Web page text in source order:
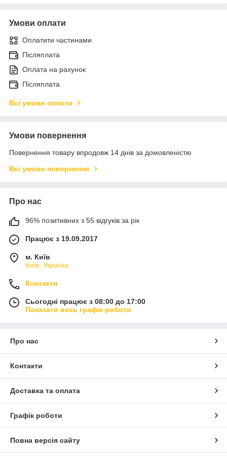
Умови оплати
Оплатити частинами
Післяплата
Оплата на рахунок
Післяплата
Всі умови оплати
Умови повернення
Повернення товару впродовж 14 днів за домовленістю
Всі умови повернення
Про нас
96% позитивних з 55 відгуків за рік
Працює з 19.09.2017
м. Київ
Київ, Україна
Контакти
Сьогодні працює з 08:00 до 17:00
Показати весь графік роботи
Про нас
Контакти
Доставка та оплата
Графік роботи
Повна версія сайту